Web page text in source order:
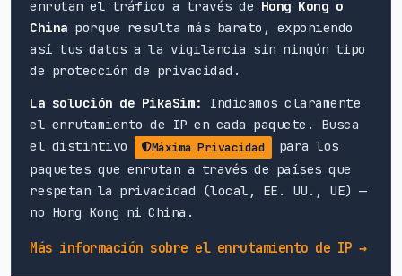
enrutan el tráfico a través de Hong Kong o
China porque resulta más barato, exponiendo
así tus datos a la vigilancia sin ningún tipo
de protección de privacidad.
La solución de PikaSim:
Indicamos claramente
el enrutamiento de IP en cada paquete. Busca
el distintivo
Máxima Privacidad
para los
paquetes que enrutan a través de países que
respetan la privacidad (local, EE. UU., UE) —
no Hong Kong ni China.
Más información sobre el enrutamiento de IP →